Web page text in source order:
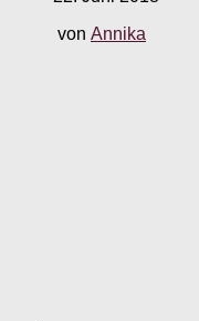
von Annika